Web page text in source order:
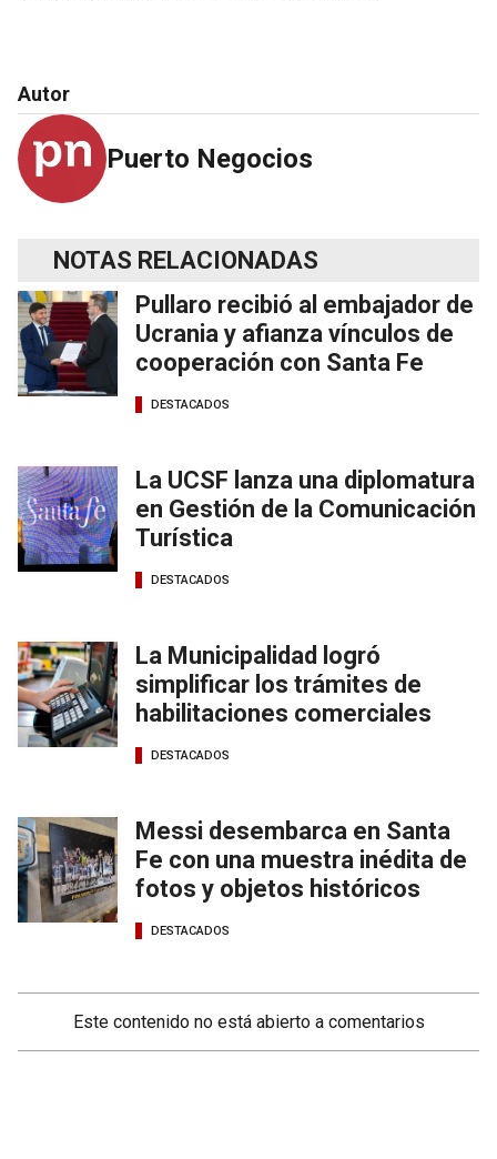
Autor
Puerto Negocios
NOTAS RELACIONADAS
Pullaro recibió al embajador de
Ucrania y afianza vínculos de
cooperación con Santa Fe
DESTACADOS
La UCSF lanza una diplomatura
en Gestión de la Comunicación
Turística
DESTACADOS
La Municipalidad logró
simplificar los trámites de
habilitaciones comerciales
DESTACADOS
Messi desembarca en Santa
Fe con una muestra inédita de
fotos y objetos históricos
DESTACADOS
Este contenido no está abierto a comentarios